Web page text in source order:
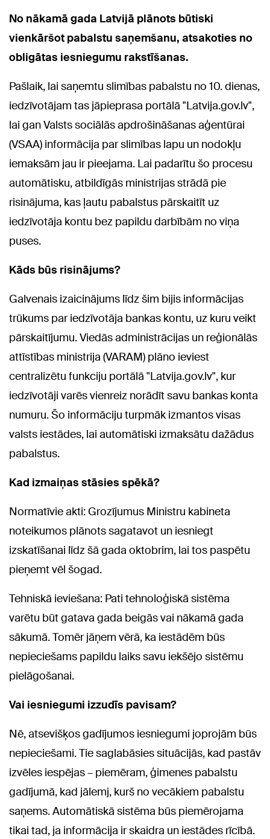
No nākamā gada Latvijā plānots būtiski
vienkāršot pabalstu saņemšanu, atsakoties no
obligātas iesniegumu rakstīšanas.
Pašlaik, lai saņemtu slimības pabalstu no 10. dienas,
iedzīvotājam tas jāpieprasa portālā "Latvija.gov.lv",
lai gan Valsts sociālās apdrošināšanas aģentūrai
(VSAA) informācija par slimības lapu un nodokļu
iemaksām jau ir pieejama. Lai padarītu šo procesu
automātisku, atbildīgās ministrijas strādā pie
risinājuma, kas ļautu pabalstus pārskaitīt uz
iedzīvotāja kontu bez papildu darbībām no viņa
puses.
Kāds būs risinājums?
Galvenais izaicinājums līdz šim bijis informācijas
trūkums par iedzīvotāja bankas kontu, uz kuru veikt
pārskaitījumu. Viedās administrācijas un reģionālās
attīstības ministrija (VARAM) plāno ieviest
centralizētu funkciju portālā "Latvija.gov.lv", kur
iedzīvotāji varēs vienreiz norādīt savu bankas konta
numuru. Šo informāciju turpmāk izmantos visas
valsts iestādes, lai automātiski izmaksātu dažādus
pabalstus.
Kad izmaiņas stāsies spēkā?
Normatīvie akti: Grozījumus Ministru kabineta
noteikumos plānots sagatavot un iesniegt
izskatīšanai līdz šā gada oktobrim, lai tos paspētu
pieņemt vēl šogad.
Tehniskā ieviešana: Pati tehnoloģiskā sistēma
varētu būt gatava gada beigās vai nākamā gada
sākumā. Tomēr jāņem vērā, ka iestādēm būs
nepieciešams papildu laiks savu iekšējo sistēmu
pielāgošanai.
Vai iesniegumi izzudīs pavisam?
Nē, atsevišķos gadījumos iesniegumi joprojām būs
nepieciešami. Tie saglabāsies situācijās, kad pastāv
izvēles iespējas – piemēram, ģimenes pabalstu
gadījumā, kad jālemj, kurš no vecākiem pabalstu
saņems. Automātiskā sistēma būs piemērojama
tikai tad, ja informācija ir skaidra un iestādes rīcībā.